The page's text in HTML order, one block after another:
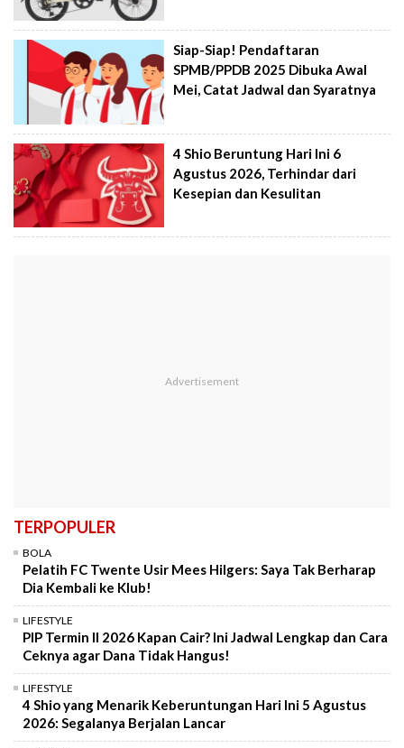
Siap-Siap! Pendaftaran
SPMB/PPDB 2025 Dibuka Awal
Mei, Catat Jadwal dan Syaratnya
4 Shio Beruntung Hari Ini 6
Agustus 2026, Terhindar dari
Kesepian dan Kesulitan
TERPOPULER
BOLA
Pelatih FC Twente Usir Mees Hilgers: Saya Tak Berharap
Dia Kembali ke Klub!
LIFESTYLE
PIP Termin II 2026 Kapan Cair? Ini Jadwal Lengkap dan Cara
Ceknya agar Dana Tidak Hangus!
LIFESTYLE
4 Shio yang Menarik Keberuntungan Hari Ini 5 Agustus
2026: Segalanya Berjalan Lancar